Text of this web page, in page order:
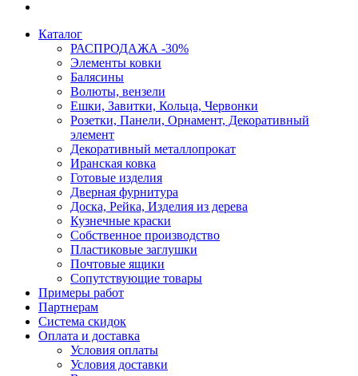
Каталог
РАСПРОДАЖА -30%
Элементы ковки
Балясины
Волюты, вензели
Ешки, Завитки, Кольца, Червонки
Розетки, Панели, Орнамент, Декоративный
элемент
Декоративный металлопрокат
Иранская ковка
Готовые изделия
Дверная фурнитура
Доска, Рейка, Изделия из дерева
Кузнечные краски
Собственное производство
Пластиковые заглушки
Почтовые ящики
Сопутствующие товары
Примеры работ
Партнерам
Система скидок
Оплата и доставка
Условия оплаты
Условия доставки